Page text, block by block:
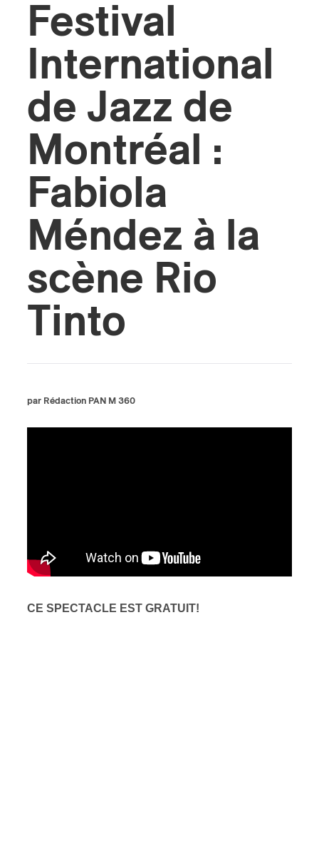
Festival
International
de Jazz de
Montréal :
Fabiola
Méndez à la
scène Rio
Tinto
par Rédaction PAN M 360
CE SPECTACLE EST GRATUIT!